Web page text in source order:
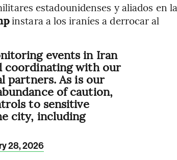
estadounidenses y aliados en la
instara a los iraníes a derrocar al
events in Iran
coordinating with our
partners. As is our
of caution,
to sensitive
city, including
28, 2026